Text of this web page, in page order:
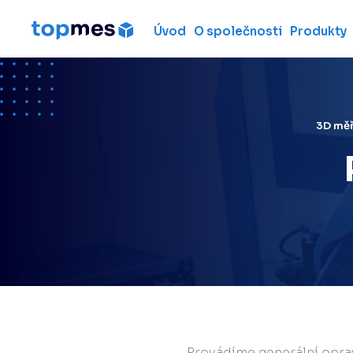
Úvod O společnosti Produkty
Hardware
Použité měřicí stroje
strojů
3D